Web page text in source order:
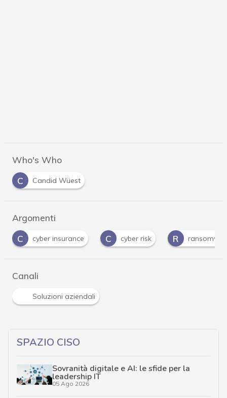
Who's Who
C
Candid Wüest
Argomenti
cyber insurance C cyber risk R ransomware
Canali
Soluzioni aziendali
SPAZIO CISO
Sovranità digitale e AI: le sfide per la
leadership IT
05 Ago 2026